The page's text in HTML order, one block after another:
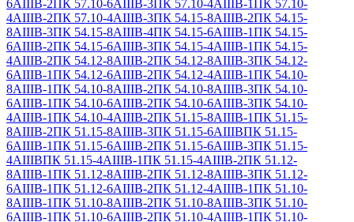
6АIIIВ-2 ПК 57.10-6АIIIВ-3 ПК 57.10-4АIIIВ-1
ПК 57.10-
4АIIIВ-2ПК 57.10-4АIIIВ-3ПК 54.15-8АIIIВ-2ПК 54.15-
8АIIIВ-3ПК 54.15-8АIIIВ-4ПК 54.15-6АIIIВ-1ПК 54.15-
6АIIIВ-2ПК 54.15-6АIIIВ-3ПК 54.15-4АIIIВ-1ПК 54.15-
4АIIIВ-2ПК 54.12-8АIIIВ-2ПК 54.12-8АIIIВ-3ПК 54.12-
6АIIIВ-1ПК 54.12-6АIIIВ-2ПК 54.12-4АIIIВ-1ПК 54.10-
8АIIIВ-1ПК 54.10-8АIIIВ-2ПК 54.10-8АIIIВ-3ПК 54.10-
6АIIIВ-1ПК 54.10-6АIIIВ-2ПК 54.10-6АIIIВ-3ПК 54.10-
4АIIIВ-1ПК 54.10-4АIIIВ-2ПК 51.15-8АIIIВ-1ПК 51.15-
8АIIIВ-2ПК 51.15-8АIIIВ-3ПК 51.15-6АIIIВПК 51.15-
6АIIIВ-1ПК 51.15-6АIIIВ-2ПК 51.15-6АIIIВ-3ПК 51.15-
4АIIIВПК 51.15-4АIIIВ-1ПК 51.15-4АIIIВ-2ПК 51.12-
8АIIIВ-1ПК 51.12-8АIIIВ-2ПК 51.12-8АIIIВ-3ПК 51.12-
6АIIIВ-1ПК 51.12-6АIIIВ-2ПК 51.12-4АIIIВ-1ПК 51.10-
8АIIIВ-1ПК 51.10-8АIIIВ-2ПК 51.10-8АIIIВ-3ПК 51.10-
6АIIIВ-1ПК 51.10-6АIIIВ-2ПК 51.10-4АIIIВ-1ПК 51.10-